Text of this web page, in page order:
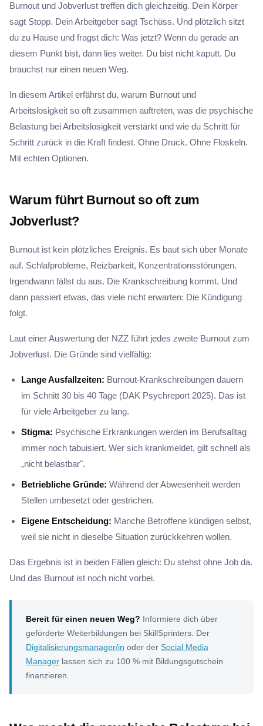
Burnout und Jobverlust treffen dich gleichzeitig. Dein Körper
sagt Stopp. Dein Arbeitgeber sagt Tschüss. Und plötzlich sitzt
du zu Hause und fragst dich: Was jetzt? Wenn du gerade an
diesem Punkt bist, dann lies weiter. Du bist nicht kaputt. Du
brauchst nur einen neuen Weg.
In diesem Artikel erfährst du, warum Burnout und
Arbeitslosigkeit so oft zusammen auftreten, was die psychische
Belastung bei Arbeitslosigkeit verstärkt und wie du Schritt für
Schritt zurück in die Kraft findest. Ohne Druck. Ohne Floskeln.
Mit echten Optionen.
Warum führt Burnout so oft zum
Jobverlust?
Burnout ist kein plötzliches Ereignis. Es baut sich über Monate
auf. Schlafprobleme, Reizbarkeit, Konzentrationsstörungen.
Irgendwann fällst du aus. Die Krankschreibung kommt. Und
dann passiert etwas, das viele nicht erwarten: Die Kündigung
folgt.
Laut einer Auswertung der NZZ führt jedes zweite Burnout zum
Jobverlust. Die Gründe sind vielfältig:
Lange Ausfallzeiten: Burnout-Krankschreibungen dauern
im Schnitt 30 bis 40 Tage (DAK Psychreport 2025). Das ist
für viele Arbeitgeber zu lang.
Stigma: Psychische Erkrankungen werden im Berufsalltag
immer noch tabuisiert. Wer sich krankmeldet, gilt schnell als
„nicht belastbar".
Betriebliche Gründe: Während der Abwesenheit werden
Stellen umbesetzt oder gestrichen.
Eigene Entscheidung: Manche Betroffene kündigen selbst,
weil sie nicht in dieselbe Situation zurückkehren wollen.
Das Ergebnis ist in beiden Fällen gleich: Du stehst ohne Job da.
Und das Burnout ist noch nicht vorbei.
Bereit für einen neuen Weg? Informiere dich über
geförderte Weiterbildungen bei SkillSprinters. Der
Digitalisierungsmanager/in oder der Social Media
Manager lassen sich zu 100 % mit Bildungsgutschein
finanzieren.